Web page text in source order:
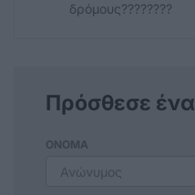
δρόμους????????
Πρόσθεσε
ΟΝΟΜΑ